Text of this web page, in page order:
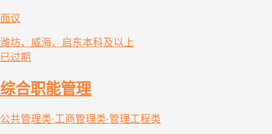
面议
潍坊、威海、启东本科及以上
已过期
综合职能管理
公共管理类·工商管理类·管理工程类